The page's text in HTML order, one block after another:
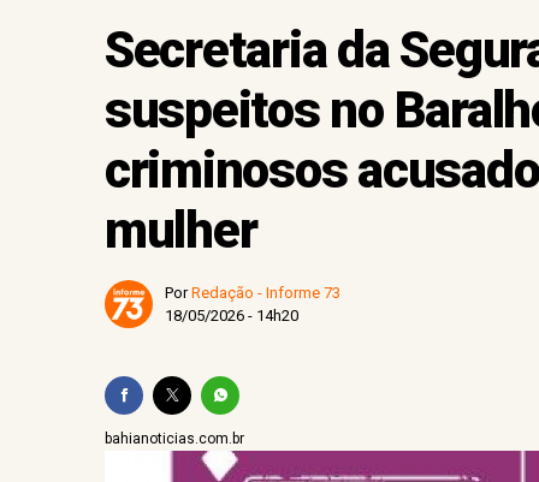
Secretaria da
suspeitos no
criminosos
mulher
PorRedação - Informe 73
18/05/2026 - 14h20
bahianoticias.com.br